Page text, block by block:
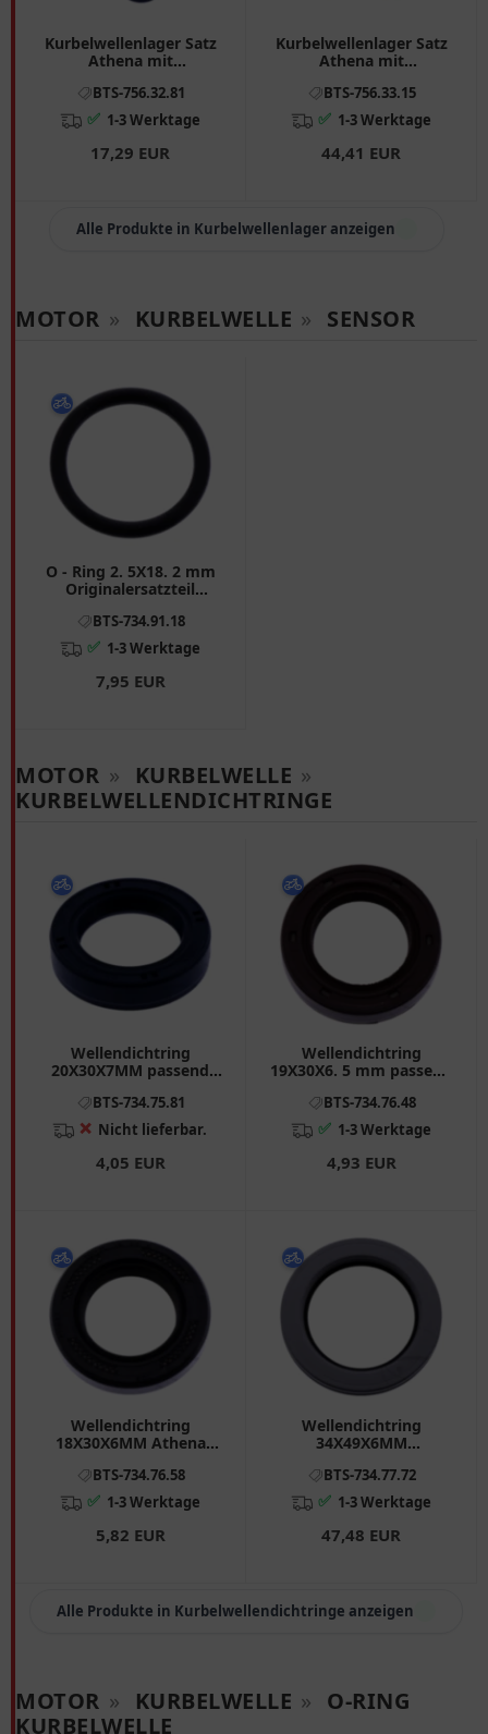
Kurbelwellenlager Satz
Athena mit
für: Keeway F - Act, RY8,
Matrix
BTS-756.32.81
✅ 1-3 Werktage
17,29 EUR
Kurbelwellenlager Satz
Athena mit
für: Daelim SJ
BTS-756.33.15
✅ 1-3 Werktage
44,41 EUR
Alle Produkte in Kurbelwellenlager anzeigen
MOTOR » KURBELWELLE » SENSOR
O - Ring 2. 5X18. 2 mm
Originalersatzteil
(900, 850), R, S
BTS-734.91.18
✅ 1-3 Werktage
7,95 EUR
MOTOR » KURBELWELLE »
KURBELWELLENDICHTRINGE
Wellendichtring
20X30X7MM passend
Husaberg FE, FC
BTS-734.75.81
❌ Nicht lieferbar.
4,05 EUR
Wellendichtring
19X30X6. 5 mm passend
Free, Vespa LX, S, ET2
BTS-734.76.48
✅ 1-3 Werktage
4,93 EUR
Wellendichtring
18X30X6MM Athena
BTS-734.76.58
✅ 1-3 Werktage
5,82 EUR
Wellendichtring
34X49X6MM
passend für: Suzuki LT -
A
BTS-734.77.72
✅ 1-3 Werktage
47,48 EUR
Alle Produkte in Kurbelwellendichtringe anzeigen
MOTOR » KURBELWELLE » O-RING
KURBELWELLE